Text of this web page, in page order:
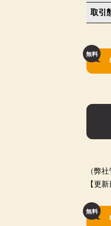
取引
（弊
【更